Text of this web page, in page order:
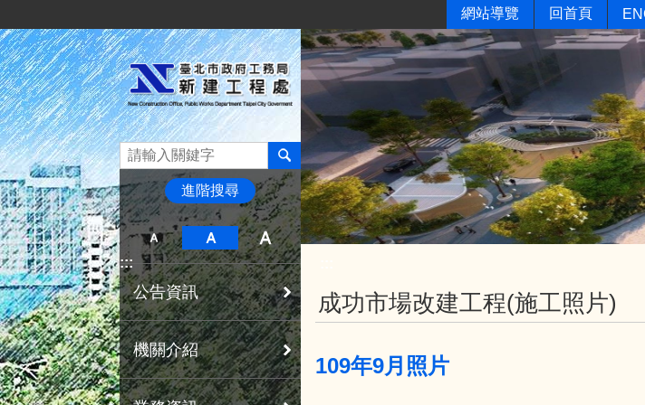
網站導覽 回首頁
進階搜尋
:::
公告資訊
機關介紹
成功市場改建工程(施工照片)
109年9月照片